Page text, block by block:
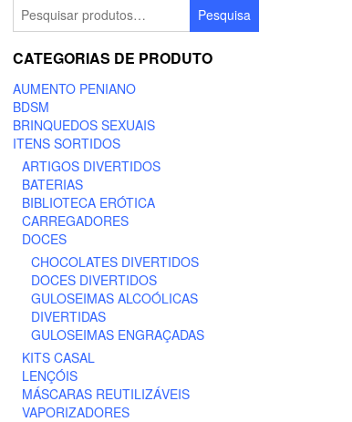
Pesquisar
por:
Pesquisa
CATEGORIAS DE PRODUTO
AUMENTO PENIANO
BDSM
BRINQUEDOS SEXUAIS
ITENS SORTIDOS
ARTIGOS DIVERTIDOS
BATERIAS
BIBLIOTECA ERÓTICA
CARREGADORES
DOCES
CHOCOLATES DIVERTIDOS
DOCES DIVERTIDOS
GULOSEIMAS ALCOÓLICAS
DIVERTIDAS
GULOSEIMAS ENGRAÇADAS
KITS CASAL
LENÇÓIS
MÁSCARAS REUTILIZÁVEIS
VAPORIZADORES